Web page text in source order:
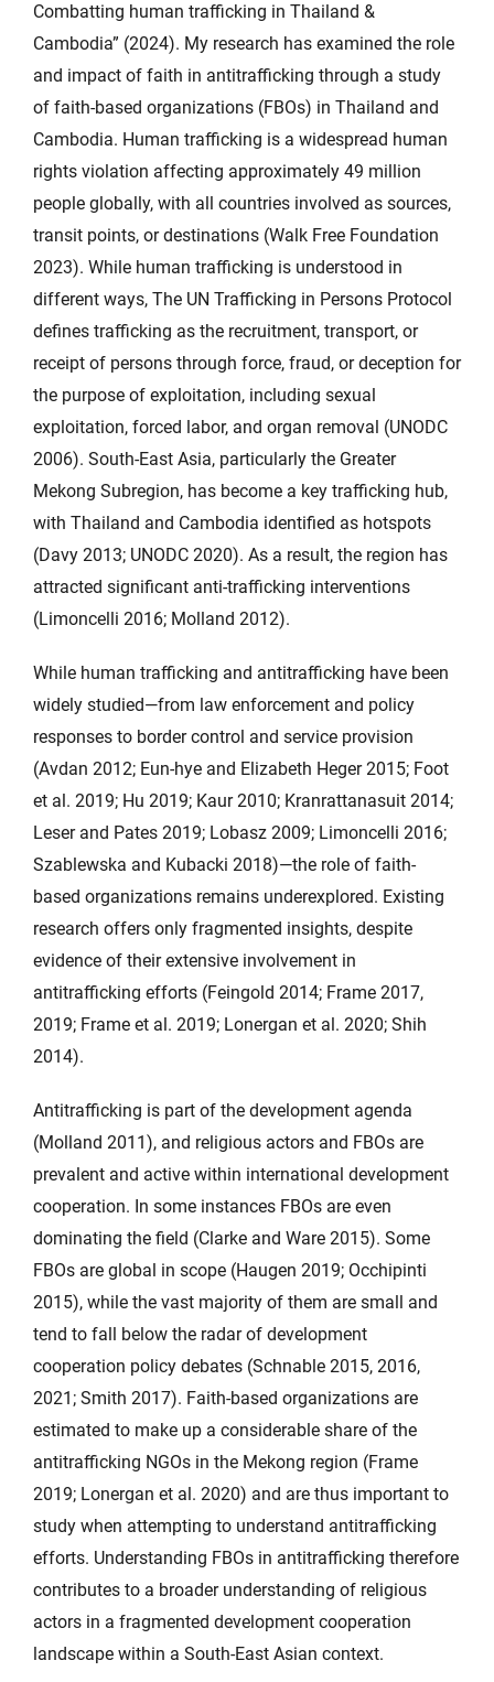
Combatting human trafficking in Thailand &
Cambodia” (2024). My research has examined the role
and impact of faith in antitrafficking through a study
of faith-based organizations (FBOs) in Thailand and
Cambodia. Human trafficking is a widespread human
rights violation affecting approximately 49 million
people globally, with all countries involved as sources,
transit points, or destinations (Walk Free Foundation
2023). While human trafficking is understood in
different ways, The UN Trafficking in Persons Protocol
defines trafficking as the recruitment, transport, or
receipt of persons through force, fraud, or deception for
the purpose of exploitation, including sexual
exploitation, forced labor, and organ removal (UNODC
2006). South-East Asia, particularly the Greater
Mekong Subregion, has become a key trafficking hub,
with Thailand and Cambodia identified as hotspots
(Davy 2013; UNODC 2020). As a result, the region has
attracted significant anti-trafficking interventions
(Limoncelli 2016; Molland 2012).
While human trafficking and antitrafficking have been
widely studied—from law enforcement and policy
responses to border control and service provision
(Avdan 2012; Eun-hye and Elizabeth Heger 2015; Foot
et al. 2019; Hu 2019; Kaur 2010; Kranrattanasuit 2014;
Leser and Pates 2019; Lobasz 2009; Limoncelli 2016;
Szablewska and Kubacki 2018)—the role of faith-
based organizations remains underexplored. Existing
research offers only fragmented insights, despite
evidence of their extensive involvement in
antitrafficking efforts (Feingold 2014; Frame 2017,
2019; Frame et al. 2019; Lonergan et al. 2020; Shih
2014).
Antitrafficking is part of the development agenda
(Molland 2011), and religious actors and FBOs are
prevalent and active within international development
cooperation. In some instances FBOs are even
dominating the field (Clarke and Ware 2015). Some
FBOs are global in scope (Haugen 2019; Occhipinti
2015), while the vast majority of them are small and
tend to fall below the radar of development
cooperation policy debates (Schnable 2015, 2016,
2021; Smith 2017). Faith-based organizations are
estimated to make up a considerable share of the
antitrafficking NGOs in the Mekong region (Frame
2019; Lonergan et al. 2020) and are thus important to
study when attempting to understand antitrafficking
efforts. Understanding FBOs in antitrafficking therefore
contributes to a broader understanding of religious
actors in a fragmented development cooperation
landscape within a South-East Asian context.